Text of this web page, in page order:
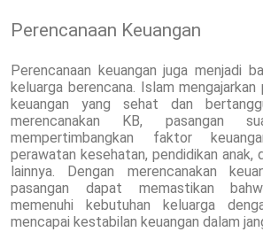
Perencanaan Keuangan
Perencanaan keuangan juga menjadi
keluarga berencana. Islam
keuangan yang sehat dan
merencanakan KB, pasangan
mempertimbangkan faktor
perawatan kesehatan, pendidikan anak,
lainnya. Dengan merencanakan
pasangan dapat memastikan
memenuhi kebutuhan keluarga
mencapai kestabilan keuangan dalam